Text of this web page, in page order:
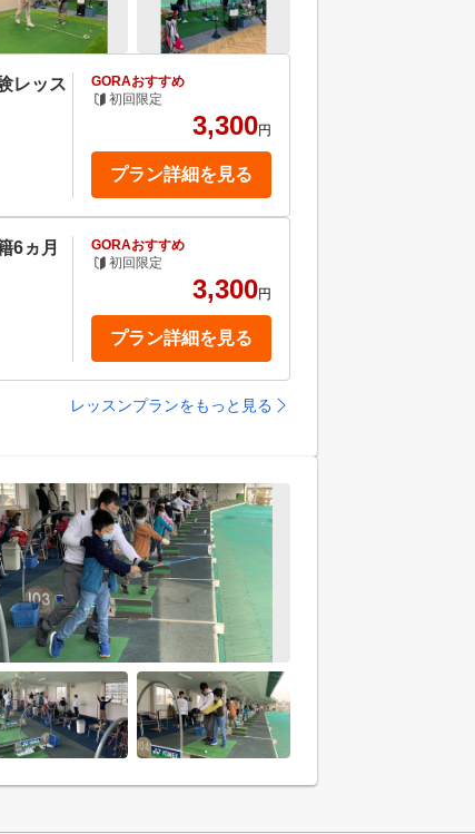
レッス
GORAおすすめ
初回限定
3,300円
プラン詳細を見る
6ヵ月
GORAおすすめ
初回限定
3,300円
プラン詳細を見る
レッスンプランをもっと見る